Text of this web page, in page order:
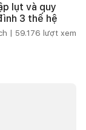
lụt và quy
3 thế hệ
| 59.176 lượt xem